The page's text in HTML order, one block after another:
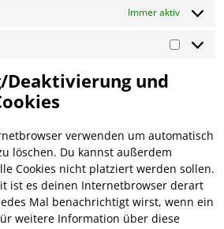
Immer aktiv
und
verwenden um automatisch
löschen. Du kannst außerdem
Cookies nicht platziert werden sollen.
ist es deinen Internetbrowser derart
Mal benachrichtigt wirst, wenn ein
weitere Information über diese